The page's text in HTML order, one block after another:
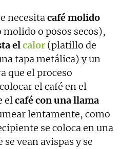
necesitacafé molido
o posos secos),
elcalor(platillo de
tapa metálica) y un
que el proceso
el café en el
elcafé con una llama
lentamente, como
se coloca en una
vean avispas y se